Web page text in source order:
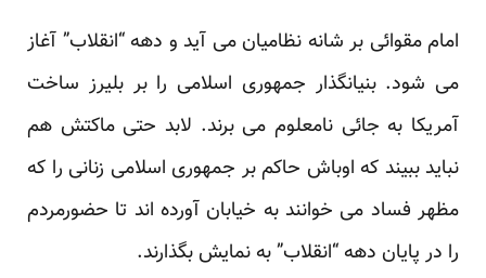
امام مقوائی بر شانه نظامیان می آید و دهه “انقلاب” آغاز
می شود. بنیانگذار جمهوری اسلامی را بر بلیرز ساخت
آمریکا به جائی نامعلوم می برند. لابد حتی ماکتش هم
نباید ببیند که اوباش حاکم بر جمهوری اسلامی زنانی را که
مظهر فساد می خوانند به خیابان آورده اند تا حضورمردم
را در پایان دهه “انقلاب” به نمایش بگذارند.